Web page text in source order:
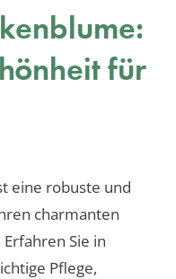
für
eine robuste und
charmanten
Sie in
Pflege,